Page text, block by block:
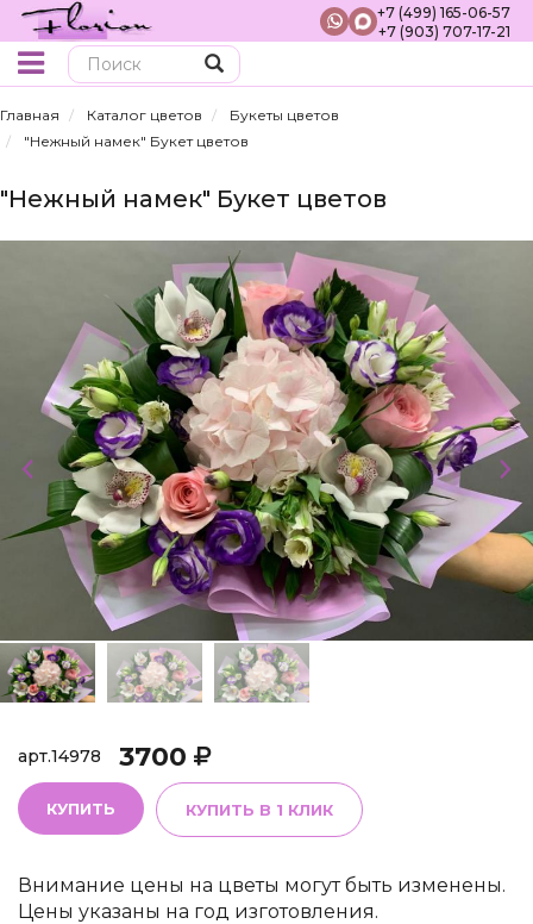
+7 (499) 165-06-57
+7 (903) 707-17-21
Главная Каталог цветов
Букеты цветов
"Нежный намек" Букет цветов
"Нежный намек" Букет цветов
арт.14978 3700
КУПИТЬ КУПИТЬ В 1 КЛИК
Внимание цены на цветы могут быть изменены.
Цены указаны на год изготовления.